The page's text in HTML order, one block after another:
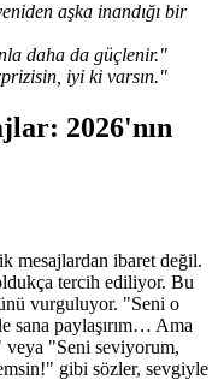
aşka inandığı bir
daha da güçlenir."
iyi ki varsın."
2026'nın
mesajlardan ibaret değil.
tercih ediliyor. Bu
vurguluyor. "Seni o
sana paylaşırım… Ama
"Seni seviyorum,
gibi sözler, sevgiyle